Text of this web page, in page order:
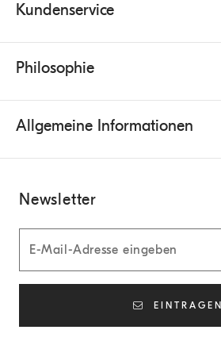
Kundenservice
Philosophie
Allgemeine Informationen
Newsletter
EINTRAGEN